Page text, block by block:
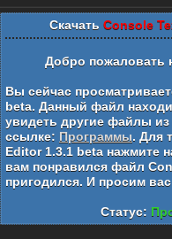
Скачать Console
Добро пожаловать
Вы сейчас
beta. Данный файл
увидеть другие файлы из
ссылке: Программы. Для
Editor 1.3.1 beta нажмите
вам понравился файл
пригодился. И просим
Статус: